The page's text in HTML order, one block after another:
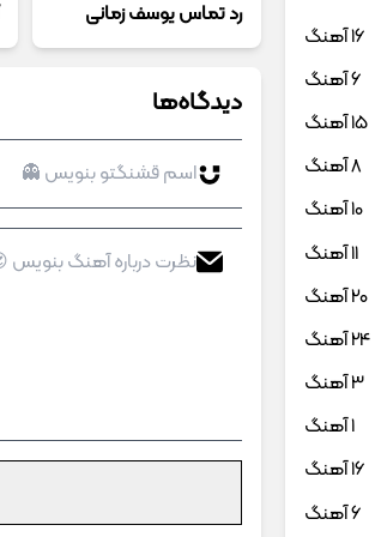
رد تماس یوسف زمانی
دیدگاه‌ها
16 آهنگ
6 آهنگ
15 آهنگ
8 آهنگ
10 آهنگ
11 آهنگ
20 آهنگ
24 آهنگ
3 آهنگ
1 آهنگ
16 آهنگ
6 آهنگ